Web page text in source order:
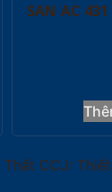
SAN AC
CCJ: